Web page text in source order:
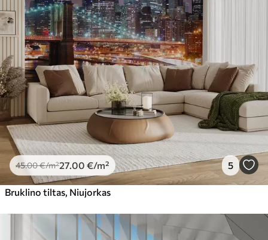
45.00€/m²27 .00 €/m² 5
Bruklino tiltas, Niujorkas